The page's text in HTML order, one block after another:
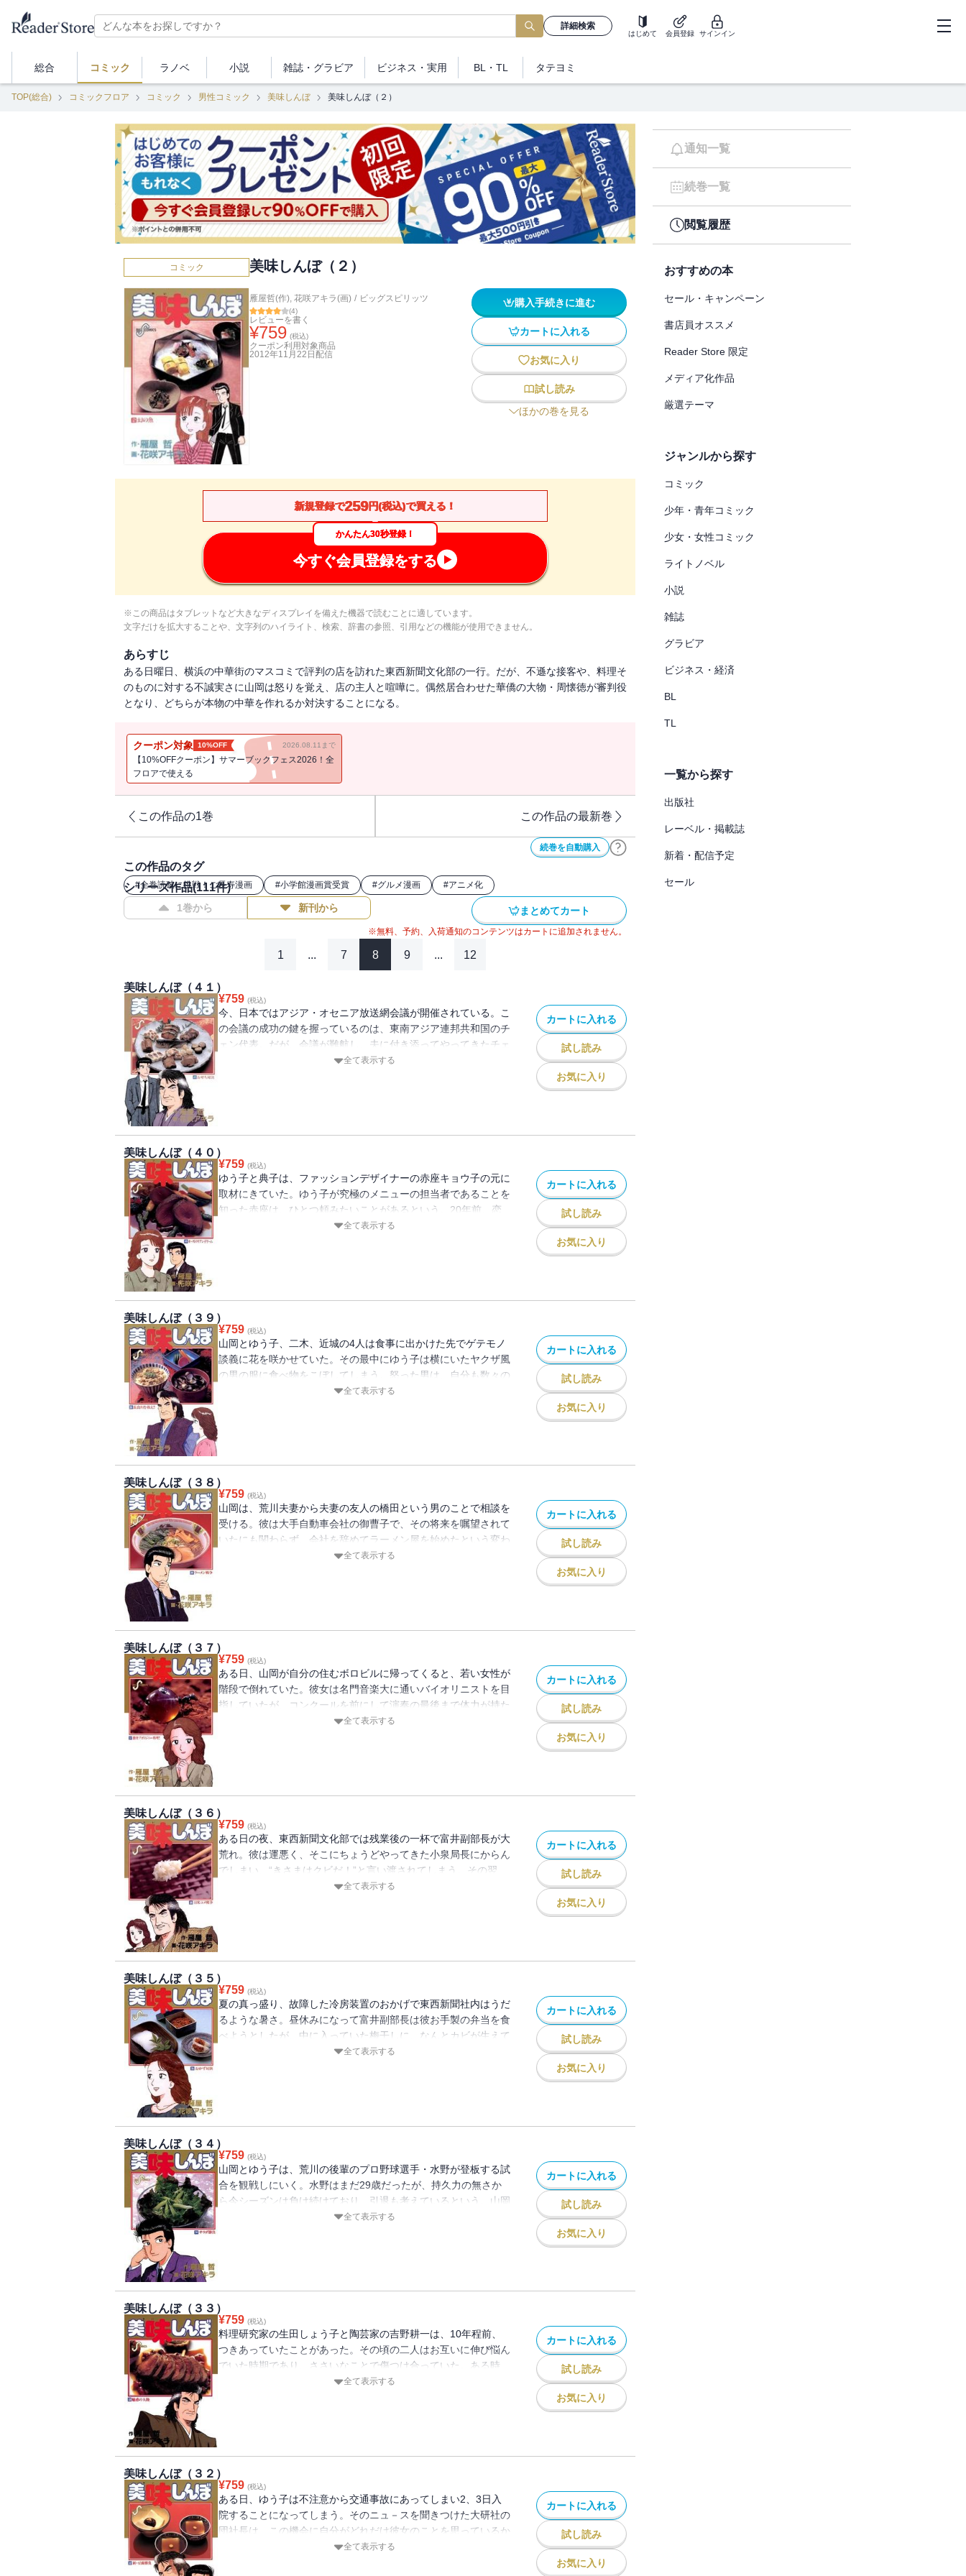
詳細検索
はじめて 会員登録 サインイン
総合 コミック ラノベ 小説 雑誌・ グラビア ビジネス ・実用 BL・TL タテヨミ
TOP(総合) コミックフロア コミック 男性コミック 美味しんぼ 美味しんぼ（２）
コミック 美味しんぼ（２）
雁屋哲(作), 花咲アキラ(画) / ビッグスピリッツ
(4)
レビューを書く
¥759 (税込)
クーポン利用対象商品
2012年11月22日 配信
購入手続きに進む
カートに入れる
お気に入り
試し読み
ほかの巻を見る
新規登録で259円(税込)で買える！
かんたん30秒登録！
今すぐ会員登録をする
※この商品はタブレットなど大きなディスプレイを備えた機器で読むことに適しています。
文字だけを拡大することや、文字列のハイライト、検索、辞書の参照、引用などの機能が使用できません。
あらすじ
ある日曜日、横浜の中華街のマスコミで評判の店を訪れた東西新聞文化部の一行。だが、不遜な接客や、料理そ
のものに対する不誠実さに山岡は怒りを覚え、店の主人と喧嘩に。偶然居合わせた華僑の大物・周懐徳が審判役
となり、どちらが本物の中華を作れるか対決することになる。
クーポン対象 10%OFF 2026.08.11まで
【10%OFFクーポン】サマーブックフェス2026！全
フロアで使える
この作品の1巻 この作品の最新巻
続巻を自動購入
この作品のタグ
#全巻読破に挑戦！ご長寿漫画 #小学館漫画賞受賞 #グルメ漫画 #アニメ化
シリーズ作品(111件)
1巻から 新刊から まとめてカート
※無料、予約、入荷通知のコンテンツはカートに追加されません。
1 ... 7 8 9 ... 12
美味しんぼ（４１）
¥759 (税込)
今、日本ではアジア・オセニア放送網会議が開催されている。こ
の会議の成功の鍵を握っているのは、東南アジア連邦共和国のチ
ェン代表。だが、会議が難航し、夫に付き添ってやってきたチェ
ン夫人もすっかり疲れてしまっている。そこで山岡が夫人を食べ
が・・・・・・。
全て表示する
カートに入れる
試し読み
お気に入り
美味しんぼ（４０）
¥759 (税込)
ゆう子と典子は、ファッションデザイナーの赤座キョウ子の元に
取材にきていた。ゆう子が究極のメニューの担当者であることを
知った赤座は、ひとつ頼みたいことがあるという。20年前、恋
人に食べさせてもらった香草のようなものが何なのか、調べて欲
かんだ。
全て表示する
カートに入れる
試し読み
お気に入り
美味しんぼ（３９）
¥759 (税込)
山岡とゆう子、二木、近城の4人は食事に出かけた先でゲテモノ
談義に花を咲かせていた。その最中にゆう子は横にいたヤクザ風
の男の服に食べ物をこぼしてしまう。怒った男は、自分も数々の
ゲテモノを食べてきたが、今までに食べたことの無いようなゲテ
全て表示する
カートに入れる
試し読み
お気に入り
美味しんぼ（３８）
¥759 (税込)
山岡は、荒川夫妻から夫妻の友人の橋田という男のことで相談を
受ける。彼は大手自動車会社の御曹子で、その将来を嘱望されて
いたにも関わらず、会社を辞めてラーメン屋を始めたという変わ
った経歴の持ち主。ところが、そのラーメン屋がまったく繁盛し
その“流星一番亭”に目を付けられた“金銀軒“の母子と、ひょんな
ことから知り合った山岡たちは、“流星一番亭”に負けないラーメ
ン作りに取りかかるが・・・・・・。
全て表示する
カートに入れる
試し読み
お気に入り
美味しんぼ（３７）
¥759 (税込)
ある日、山岡が自分の住むボロビルに帰ってくると、若い女性が
階段で倒れていた。彼女は名門音楽大に通いバイオリニストを目
指していたが、コンクールを前にして演奏の最後まで体力が持た
ないという悩みを抱えていた。彼女のために香川県に砂糖の取材
全て表示する
カートに入れる
試し読み
お気に入り
美味しんぼ（３６）
¥759 (税込)
ある日の夜、東西新聞文化部では残業後の一杯で富井副部長が大
荒れ。彼は運悪く、そこにちょうどやってきた小泉局長にからん
でしまい、“きさまはクビだ！”と言い渡されてしまう。その翌
日、小泉局長の心ないひとことがきっかけで、咄し家になる夢を
全て表示する
カートに入れる
試し読み
お気に入り
美味しんぼ（３５）
¥759 (税込)
夏の真っ盛り、故障した冷房装置のおかげで東西新聞社内はうだ
るような暑さ。昼休みになって富井副部長は彼お手製の弁当を食
べようとしたが、中に入っていた梅干しに、なんとカビが生えて
いた！その原因は最近の梅干しの製造方法にあっ
全て表示する
カートに入れる
試し読み
お気に入り
美味しんぼ（３４）
¥759 (税込)
山岡とゆう子は、荒川の後輩のプロ野球選手・水野が登板する試
合を観戦しにいく。水野はまだ29歳だったが、持久力の無さか
ら今シーズンは負け続けており、引退も考えているという。山岡
は、荒川から水野の食生活に問題がないか見てくれるように頼ま
全て表示する
カートに入れる
試し読み
お気に入り
美味しんぼ（３３）
¥759 (税込)
料理研究家の生田しょう子と陶芸家の吉野耕一は、10年程前、
つきあっていたことがあった。その頃の二人はお互いに伸び悩ん
でいた時期であり、ささいなことで傷つけ合っていた。ある時、
グリーンアスパラガスの調理法で悩んでいたしょう子に、耕一は
全て表示する
カートに入れる
試し読み
お気に入り
美味しんぼ（３２）
¥759 (税込)
ある日、ゆう子は不注意から交通事故にあってしまい2、3日入
院することになってしまう。そのニュ－スを聞きつけた大研社の
団社長は、この機会に自分がどれだけ彼女のことを思っているか
を示そうと張り切る。なんと彼はフランスレストランの出張サー
全て表示する
カートに入れる
試し読み
お気に入り
通知一覧
続巻一覧
閲覧履歴
おすすめの本
セール・キャンペーン
書店員オススメ
Reader Store 限定
メディア化作品
厳選テーマ
ジャンルから探す
コミック
少年・青年コミック
少女・女性コミック
ライトノベル
小説
雑誌
グラビア
ビジネス・経済
BL
TL
一覧から探す
出版社
レーベル・掲載誌
新着・配信予定
セール